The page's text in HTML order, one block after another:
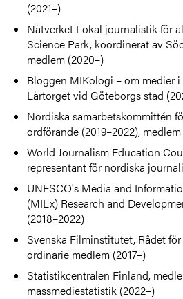
(2021–)
Nätverket Lokal journalistik för
Science Park, koordinerat av
medlem (2020–)
Bloggen MIKologi – om medier
Lärtorget vid Göteborgs stad
Nordiska samarbetskommittén
ordförande (2019–2022),
World Journalism Education
representant för nordiska
UNESCO's Media and
(MILx) Research and
(2018–2022)
Svenska Filminstitutet, Rådet
ordinarie medlem (2017–)
Statistikcentralen Finland,
massmediestatistik (2022–)